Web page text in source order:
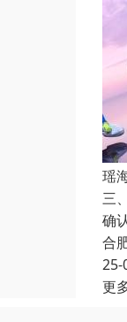
瑶
三
确
合
25-
更